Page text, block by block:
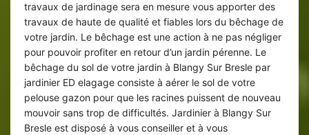
travaux de jardinage sera en mesure vous apporter des
travaux de haute de qualité et fiables lors du bêchage de
votre jardin. Le bêchage est une action à ne pas négliger
pour pouvoir profiter en retour d’un jardin pérenne. Le
bêchage du sol de votre jardin à Blangy Sur Bresle par
jardinier ED elagage consiste à aérer le sol de votre
pelouse gazon pour que les racines puissent de nouveau
mouvoir sans trop de difficultés. Jardinier à Blangy Sur
Bresle est disposé à vous conseiller et à vous